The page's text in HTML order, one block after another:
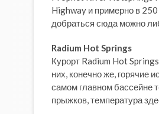
Highway и примерно в 250
добраться сюда можно
Radium Hot Springs
Курорт Radium Hot
них, конечно же, горячие
самом главном бассейне
прыжков, температура